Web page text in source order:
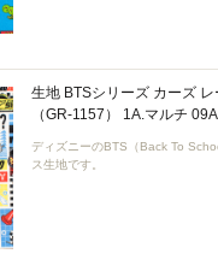
生地 BTSシリーズ カーズ
（GR-1157） 1A.マルチ
ディズニーのBTS（Back To
ス生地です。